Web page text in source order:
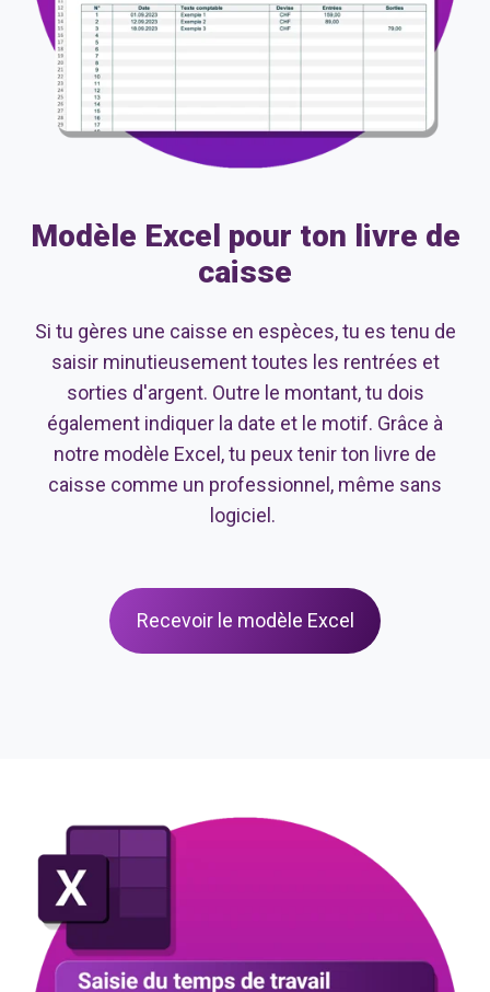
Modèle Excel pour ton livre de
caisse
Si tu gères une caisse en espèces, tu es tenu de
saisir minutieusement toutes les rentrées et
sorties d'argent. Outre le montant, tu dois
également indiquer la date et le motif. Grâce à
notre modèle Excel, tu peux tenir ton livre de
caisse comme un professionnel, même sans
logiciel.
Recevoir le modèle Excel